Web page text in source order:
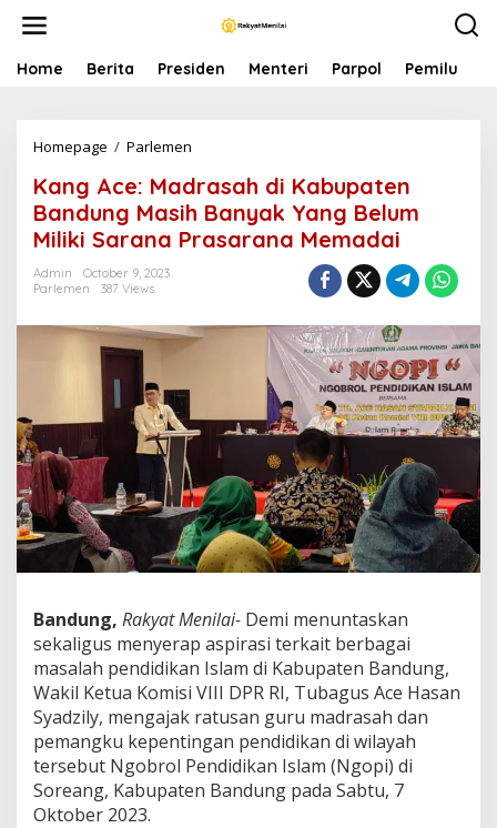
Home Berita Presiden Menteri Parpol Pemilu
Homepage / Parlemen
n
g
A
c
a
d
a
i
K
a
b
u
t
e
n
B
n
d
u
n
Kang Ace: Madrasah di Kabupaten
Bandung Masih Banyak Yang Belum
Miliki Sarana Prasarana Memadai
Admin
October 9, 2023
Parlemen
387 Views
Bandung, Rakyat Menilai- Demi menuntaskan
sekaligus menyerap aspirasi terkait berbagai
masalah pendidikan Islam di Kabupaten Bandung,
Wakil Ketua Komisi VIII DPR RI, Tubagus Ace Hasan
Syadzily, mengajak ratusan guru madrasah dan
pemangku kepentingan pendidikan di wilayah
tersebut Ngobrol Pendidikan Islam (Ngopi) di
Soreang, Kabupaten Bandung pada Sabtu, 7
Oktober 2023.